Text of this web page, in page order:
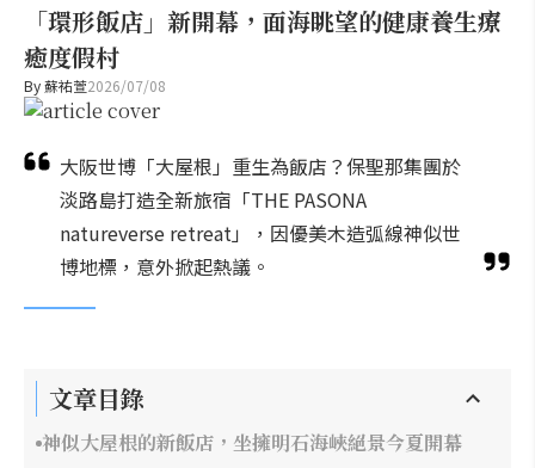
「環形飯店」新開幕，面海眺望的健康養生療
癒度假村
By蘇祐萱2026/07/08
大阪世博「大屋根」重生為飯店？保聖那集團於
淡路島打造全新旅宿「THE PASONA
natureverse retreat」，因優美木造弧線神似世
博地標，意外掀起熱議。
文章目錄
神似大屋根的新飯店，坐擁明石海峽絕景今夏開幕